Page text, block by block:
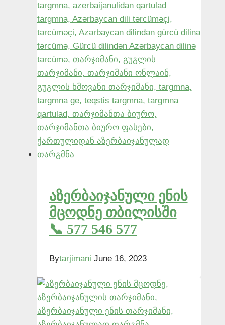
აზერბაიჯანული ენის
მცოდნე თბილისში
📞 577 546 577
Bytarjimani June 16, 2023